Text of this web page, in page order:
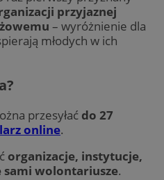
przyjaznej
– wyróżnienie dla
młodych w ich
przesyłać do 27
online.
organizacje, instytucje,
sami wolontariusze.